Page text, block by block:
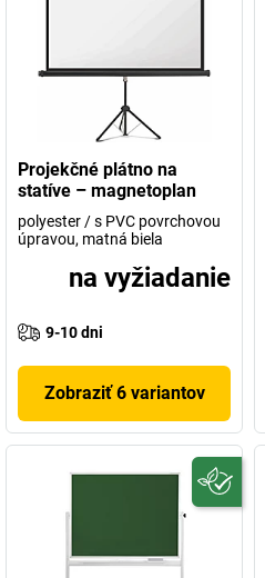
Projekčné plátno na
statíve – magnetoplan
polyester / s PVC povrchovou
úpravou, matná biela
na vyžiadanie
9-10 dni
Zobraziť 6 variantov